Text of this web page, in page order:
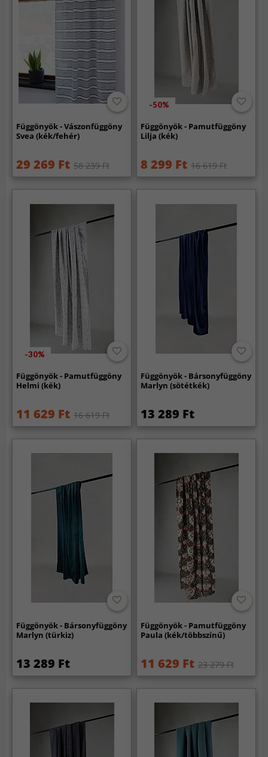
Függönyök - Vászonfüggöny
Svea (kék/fehér)
29 269 Ft 58 239 Ft
-50%
Függönyök - Pamutfüggöny
Lilja (kék)
8 299 Ft 16 619 Ft
-30%
Függönyök - Pamutfüggöny
Helmi (kék)
11 629 Ft 16 619 Ft
Függönyök - Bársonyfüggöny
Marlyn (sötétkék)
13 289 Ft
Függönyök - Bársonyfüggöny
Marlyn (türkiz)
13 289 Ft
Függönyök - Pamutfüggöny
Paula (kék/többszínű)
11 629 Ft 23 279 Ft